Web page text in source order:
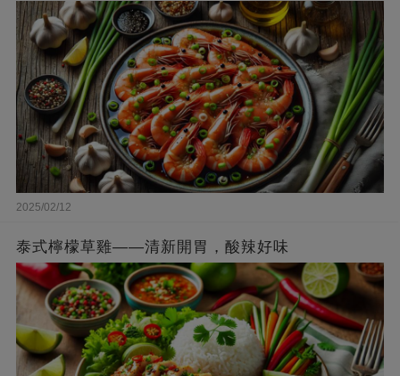
2025/02/12
泰式檸檬草雞——清新開胃，酸辣好味